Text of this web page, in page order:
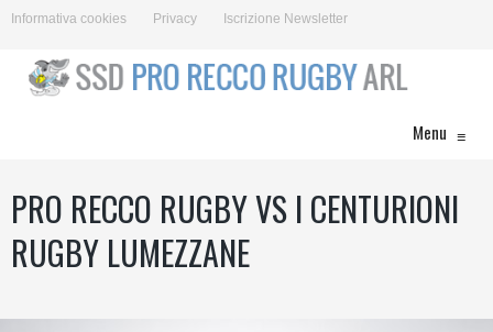
Informativa cookies Privacy Iscrizione Newsletter
Menu ≡
PRO RECCO RUGBY VS I CENTURIONI
RUGBY LUMEZZANE